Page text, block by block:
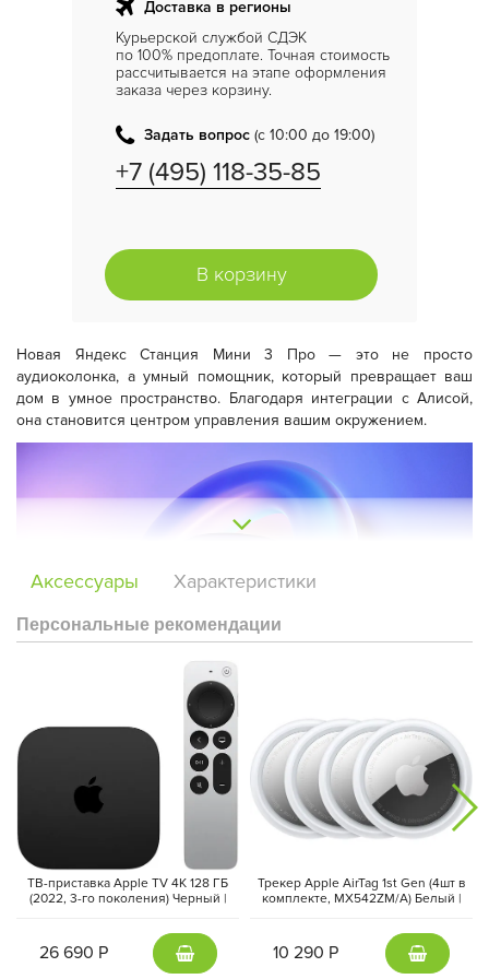
Доставка в регионы
Курьерской службой СДЭК
по 100% предоплате. Точная стоимость
рассчитывается на этапе оформления
заказа через корзину.
Задать вопрос (с 10:00 до 19:00)
+7 (495) 118-35-85
В корзину
Новая Яндекс Станция Мини 3 Про — это не просто
аудиоколонка, а умный помощник, который превращает ваш
дом в умное пространство. Благодаря интеграции с Алисой,
она становится центром управления вашим окружением.
УДОБНОЕ ВЗАИМОДЕЙСТВИЕ
Колонка оснащена инновационной LED-подсветкой, которая не
только добавляет визуальную привлекательность, но и
помогает лучше взаимодействовать с устройством. Свет
меняется в зависимости от ваших команд и выбранного
контента, создавая гармоничную атмосферу. Элегантный
дисплей отображает важную информацию в любой момент.
Аксессуары Характеристики
Персональные рекомендации
ТВ-приставка Apple TV 4K 128 ГБ
(2022, 3-го поколения) Черный |
26 690 Р
Трекер Apple AirTag 1st Gen (4шт в
комплекте, MX542ZM/A) Белый |
10 290 Р